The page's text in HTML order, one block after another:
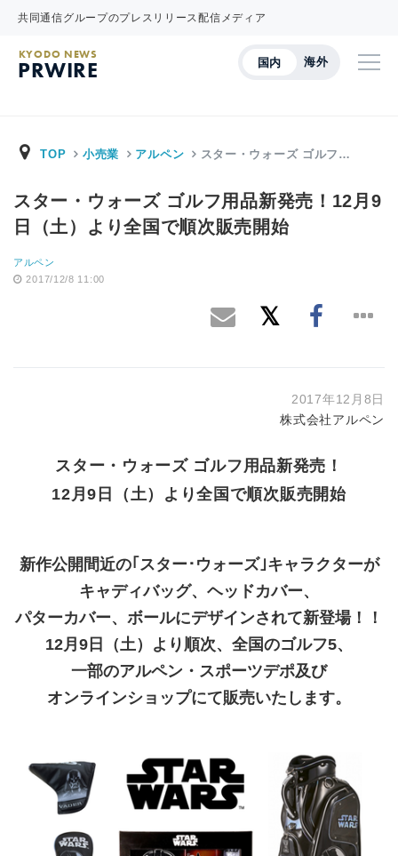
共同通信グループのプレスリリース配信メディア
国内 海外
KYODO NEWS
PRWIRE
TOP 小売業 アルペン スター・ウォーズ ゴルフ…
スター・ウォーズ ゴルフ用品新発売！12月9
日（土）より全国で順次販売開始
アルペン
2017/12/8 11:00
2017年12月8日
株式会社アルペン
スター・ウォーズ ゴルフ用品新発売！
12月9日（土）より全国で順次販売開始
新作公開間近の｢スター･ウォーズ｣キャラクターが
キャディバッグ、ヘッドカバー、
パターカバー、ボールにデザインされて新登場！！
12月9日（土）より順次、全国のゴルフ5、
一部のアルペン・スポーツデポ及び
オンラインショップにて販売いたします。